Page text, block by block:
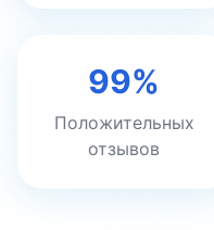
99%
Положительных
отзывов